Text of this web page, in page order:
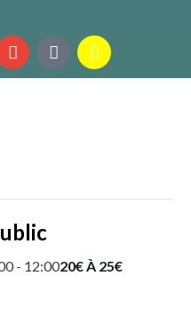
- 12:0020€ À 25€